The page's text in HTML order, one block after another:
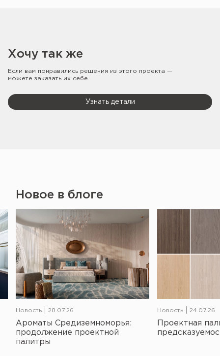
Хочу так же
Если вам понравились решения из этого проекта —
можете заказать их себе.
Узнать детали
Новое в блоге
Новость 28.07.26
Ароматы Средиземноморья:
продолжение проектной
палитры
Новость 24.07.26
Проектная
Мы используем файлы cookie, чтобы предоставить больше
возможностей при использовании сайта